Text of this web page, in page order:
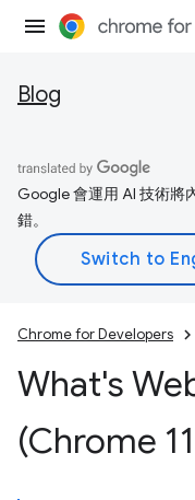
Blog
Google 會運用 AI 技術將
錯。
Chrome for Developers
What's
(Chrome